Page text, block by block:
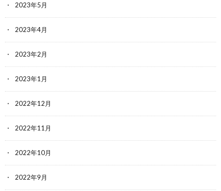
2023年5月
2023年4月
2023年2月
2023年1月
2022年12月
2022年11月
2022年10月
2022年9月